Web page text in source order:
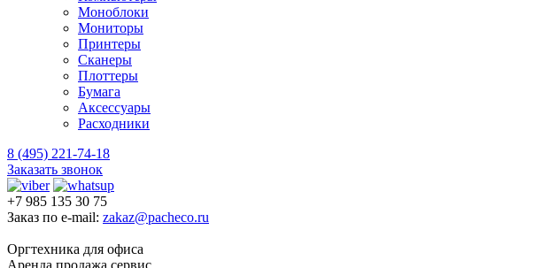
Моноблоки
Мониторы
Принтеры
Сканеры
Плоттеры
Бумага
Аксессуары
Расходники
8 (495) 221-74-18
Заказать звонок
+7 985 135 30 75
Заказ по e-mail: zakaz@pacheco.ru
Оргтехника для офиса
Аренда продажа сервис